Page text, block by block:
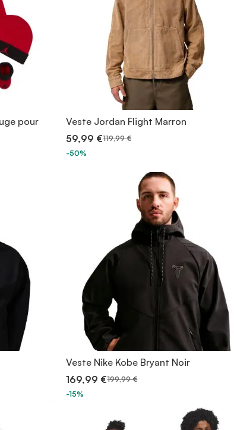
pour
Veste Jordan Flight Marron
59,99 €119,99 €
-50%
Veste Nike Kobe Bryant Noir
169,99 €199,99 €
-15%